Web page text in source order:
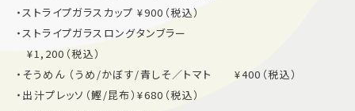
・ストライプガラスカップ ¥900（税込）
・ストライプガラスロングタンブラー
¥1,200（税込）
・そうめん （うめ/かぼす/青しそ／トマト ¥400（税込）
・出汁プレッソ（鰹/昆布）¥680（税込）